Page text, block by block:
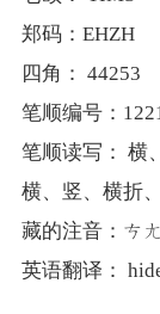
郑码：EHZH
四角： 44253
笔顺编号：
笔顺读写： 横
横、竖、横折
藏的注音：ㄘ
英语翻译：